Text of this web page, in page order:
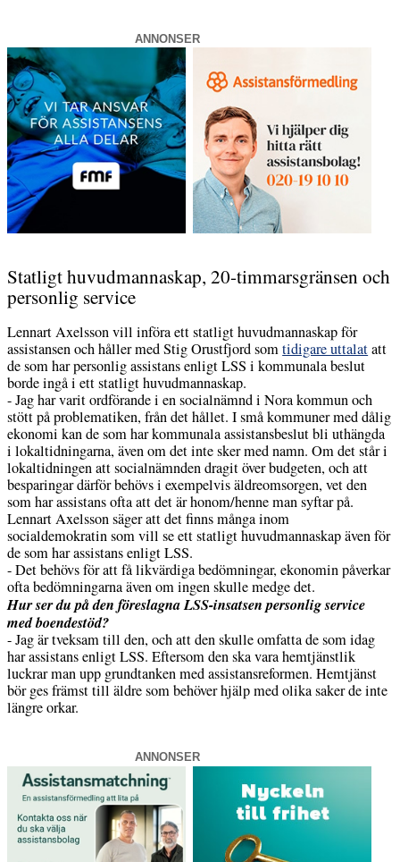
ANNONSER
Statligt huvudmannaskap, 20-timmarsgränsen och
personlig service
Lennart Axelsson vill införa ett statligt huvudmannaskap för
assistansen och håller med Stig Orustfjord somtidigare uttalatatt
de som har personlig assistans enligt LSS i kommunala beslut
borde ingå i ett statligt huvudmannaskap.
- Jag har varit ordförande i en socialnämnd i Nora kommun och
stött på problematiken, från det hållet. I små kommuner med dålig
ekonomi kan de som har kommunala assistansbeslut bli uthängda
i lokaltidningarna, även om det inte sker med namn. Om det står i
lokaltidningen att socialnämnden dragit över budgeten, och att
besparingar därför behövs i exempelvis äldreomsorgen, vet den
som har assistans ofta att det är honom/henne man syftar på.
Lennart Axelsson säger att det finns många inom
socialdemokratin som vill se ett statligt huvudmannaskap även för
de som har assistans enligt LSS.
- Det behövs för att få likvärdiga bedömningar, ekonomin påverkar
ofta bedömningarna även om ingen skulle medge det.
Hur ser du på den föreslagna LSS-insatsen personlig service
med boendestöd?
- Jag är tveksam till den, och att den skulle omfatta de som idag
har assistans enligt LSS. Eftersom den ska vara hemtjänstlik
luckrar man upp grundtanken med assistansreformen. Hemtjänst
bör ges främst till äldre som behöver hjälp med olika saker de inte
längre orkar.
ANNONSER